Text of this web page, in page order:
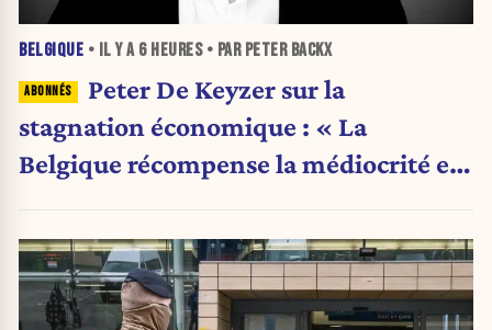
BELGIQUE • IL Y A 6 HEURES• PAR PETER BACKX
Peter De Keyzer sur la
stagnation économique : « La
Belgique récompense la médiocrité et